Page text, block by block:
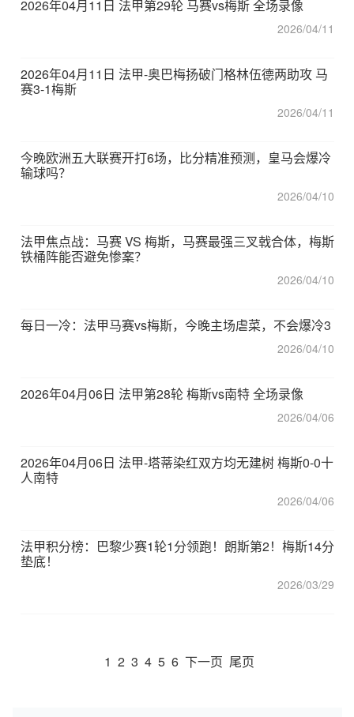
2026年04月11日 法甲第29轮 马赛vs梅斯 全场录像
2026/04/11
2026年04月11日 法甲-奥巴梅扬破门格林伍德两助攻 马
赛3-1梅斯
2026/04/11
今晚欧洲五大联赛开打6场，比分精准预测，皇马会爆冷
输球吗？
2026/04/10
法甲焦点战：马赛 VS 梅斯，马赛最强三叉戟合体，梅斯
铁桶阵能否避免惨案？
2026/04/10
每日一冷：法甲马赛vs梅斯，今晚主场虐菜，不会爆冷3
2026/04/10
2026年04月06日 法甲第28轮 梅斯vs南特 全场录像
2026/04/06
2026年04月06日 法甲-塔蒂染红双方均无建树 梅斯0-0十
人南特
2026/04/06
法甲积分榜：巴黎少赛1轮1分领跑！朗斯第2！梅斯14分
垫底！
2026/03/29
1 2 3 4 5 6 下一页 尾页